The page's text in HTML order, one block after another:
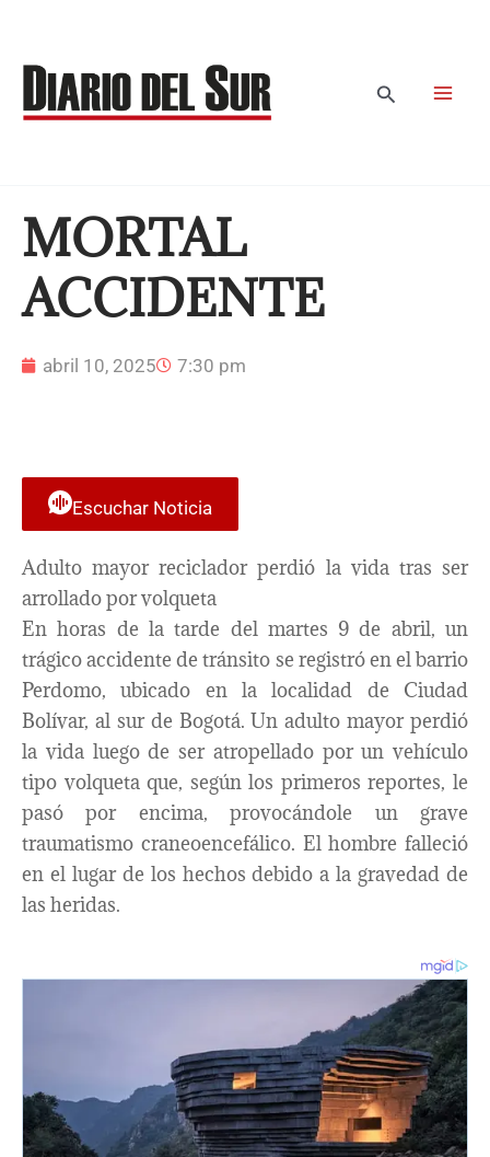
contenido
Buscar
MORTAL
ACCIDENTE
abril 10, 2025 7:30 pm
Escuchar Noticia
Adulto mayor reciclador perdió la vida tras ser
arrollado por volqueta
En horas de la tarde del martes 9 de abril, un
trágico accidente de tránsito se registró en el barrio
Perdomo, ubicado en la localidad de Ciudad
Bolívar, al sur de Bogotá. Un adulto mayor perdió
la vida luego de ser atropellado por un vehículo
tipo volqueta que, según los primeros reportes, le
pasó por encima, provocándole un grave
traumatismo craneoencefálico. El hombre falleció
en el lugar de los hechos debido a la gravedad de
las heridas.